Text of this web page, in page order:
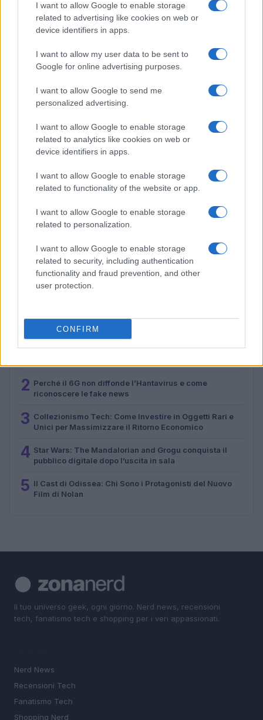
I want to allow Google to enable storage
related to advertising like cookies on web or
device identifiers in apps.
I want to allow my user data to be sent to
Google for online advertising purposes.
I want to allow Google to send me
personalized advertising.
I want to allow Google to enable storage
related to analytics like cookies on web or
device identifiers in apps.
I want to allow Google to enable storage
related to functionality of the website or app.
I want to allow Google to enable storage
related to personalization.
I want to allow Google to enable storage
related to security, including authentication
functionality and fraud prevention, and other
user protection.
CONFIRM
Boom del settore tech italiano: 652 milioni in venture
Andrea Conforti · 6 Ago 2026
Malescomics 2026: eventi, ospiti e attività in Valle
Vigezzo
Andrea Conforti · 5 Ago 2026
PIÙ LETTI
1
Il mercato dell’intelligenza artificiale in Italia nel 2024:
2 Perché il 6G non diffonde l’Hantavirus e come
riconoscere le fake news
3 Collezionismo Tech: Come Investire in Oggetti Rari e
Unici per Massimizzare il Ritorno Economico
4 Star Wars: The Mandalorian and Grogu conquista il
pubblico digitale dopo l’uscita in sala
5 Il Cast di Odissea: Chi Sono i Protagonisti del Nuovo
Film di Nolan
Il tuo universo geek, ogni giorno. Nerd news, recensioni
tech, fanatismo tech e shopping per i veri appassionati.
Nerd News
Recensioni Tech
Fanatismo Tech
Shopping Nerd